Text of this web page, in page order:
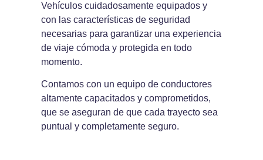
Vehículos cuidadosamente equipados y
con las características de seguridad
necesarias para garantizar una experiencia
de viaje cómoda y protegida en todo
momento.
Contamos con un equipo de conductores
altamente capacitados y comprometidos,
que se aseguran de que cada trayecto sea
puntual y completamente seguro.